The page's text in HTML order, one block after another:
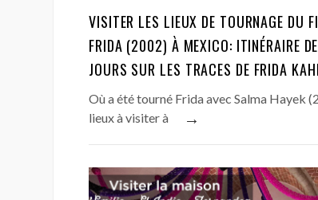
VISITER LES LIEUX DE TOURNAGE DU
FRIDA (2002) À MEXICO: ITINÉRAIRE
JOURS SUR LES TRACES DE FRIDA
Où a été tourné Frida avec Salma Hayek
lieux à visiter à
→